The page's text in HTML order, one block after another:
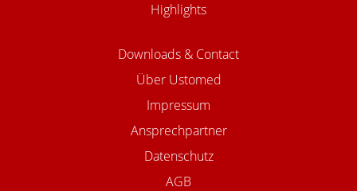
Highlights
Downloads & Contact
Über Ustomed
Impressum
Ansprechpartner
Datenschutz
AGB